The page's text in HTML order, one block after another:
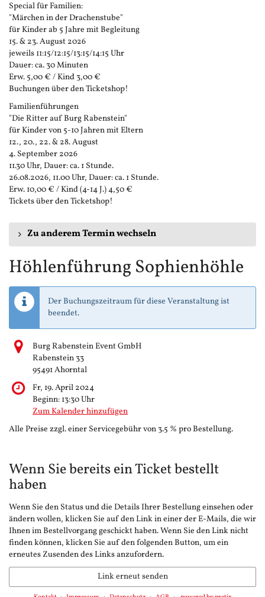
Special für Familien:
"Märchen in der Drachenstube"
für Kinder ab 5 Jahre mit Begleitung
15. & 23. August 2026
jeweils 11:15/12:15/13:15/14:15 Uhr
Dauer: ca. 30 Minuten
Erw. 5,00 € / Kind 3,00 €
Buchungen über den Ticketshop!
Familienführungen
"Die Ritter auf Burg Rabenstein"
für Kinder von 5-10 Jahren mit Eltern
12., 20., 22. & 28. August
4. September 2026
11.30 Uhr, Dauer: ca. 1 Stunde.
26.08.2026, 11.00 Uhr, Dauer: ca. 1 Stunde.
Erw. 10,00 € / Kind (4-14 J.) 4,50 €
Tickets über den Ticketshop!
Zu anderem Termin wechseln
Höhlenführung Sophienhöhle
Der Buchungszeitraum für diese Veranstaltung ist
beendet.
Burg Rabenstein Event GmbH
Rabenstein 33
95491 Ahorntal
Fr, 19. April 2024
Beginn: 13:30Uhr
Zum Kalender hinzufügen
Alle Preise zzgl. einer Servicegebühr von 3.5 % pro Bestellung.
Wenn Sie bereits ein Ticket bestellt
haben
Wenn Sie den Status und die Details Ihrer Bestellung einsehen oder
ändern wollen, klicken Sie auf den Link in einer der E-Mails, die wir
Ihnen im Bestellvorgang geschickt haben. Wenn Sie den Link nicht
finden können, klicken Sie auf den folgenden Button, um ein
erneutes Zusenden des Links anzufordern.
Link erneut senden